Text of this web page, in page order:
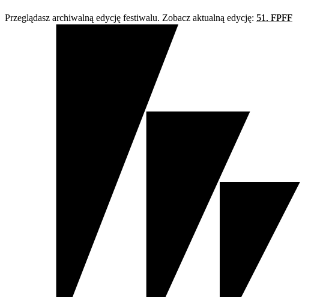
Przeglądasz archiwalną edycję festiwalu. Zobacz aktualną edycję: 51. FPFF